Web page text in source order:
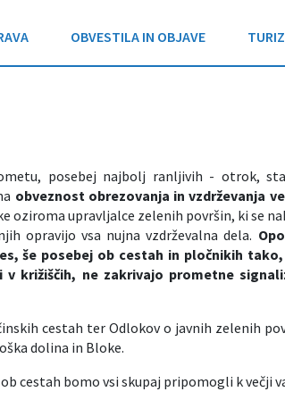
OBVESTILA IN OBJAVE
posebej najbolj ranljivih - otrok,
obveznost obrezovanja in vzdrževanja
oziroma upravljalce zelenih površin, ki se
opravijo vsa nujna vzdrževalna dela.
še posebej ob cestah in pločnikih
križiščih, ne zakrivajo prometne
cestah ter Odlokov o javnih zelenih
dolina in Bloke.
cestah bomo vsi skupaj pripomogli k večji